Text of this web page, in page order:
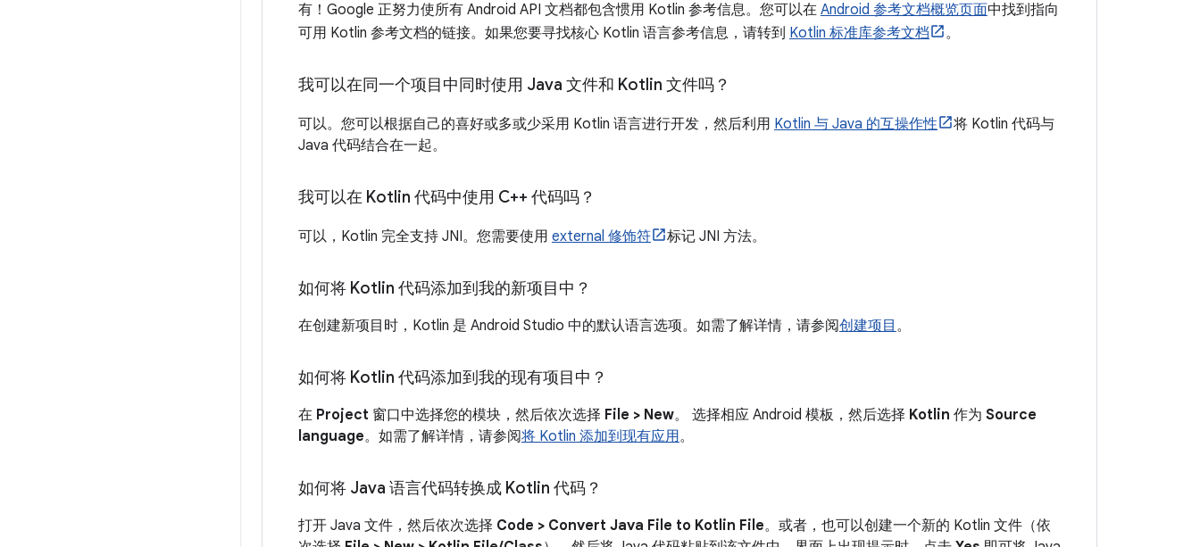
有！Google 正努力使所有 Android API 文档都包含惯用 Kotlin 参考信息。您可以在 Android 参考文档概览页面中找到指向
可用 Kotlin 参考文档的链接。如果您要寻找核心 Kotlin 语言参考信息，请转到 Kotlin 标准库参考文档 。
我可以在同一个项目中同时使用 Java 文件和 Kotlin 文件吗？
可以。您可以根据自己的喜好或多或少采用 Kotlin 语言进行开发，然后利用 Kotlin 与 Java 的互操作性
将 Kotlin 代码与
Java 代码结合在一起。
我可以在 Kotlin 代码中使用 C++ 代码吗？
可以，Kotlin 完全支持 JNI。您需要使用 external 修饰符 标记 JNI 方法。
如何将 Kotlin 代码添加到我的新项目中？
在创建新项目时，Kotlin 是 Android Studio 中的默认语言选项。如需了解详情，请参阅创建项目 。
如何将 Kotlin 代码添加到我的现有项目中？
在 Project 窗口中选择您的模块，然后依次选择 File > New。 选择相应 Android 模板，然后选择 Kotlin 作为 Source
language。如需了解详情，请参阅将 Kotlin 添加到现有应用。
如何将 Java 语言代码转换成 Kotlin 代码？
打开 Java 文件，然后依次选择 Code > Convert Java File to Kotlin File。或者，也可以创建一个新的 Kotlin 文件（依